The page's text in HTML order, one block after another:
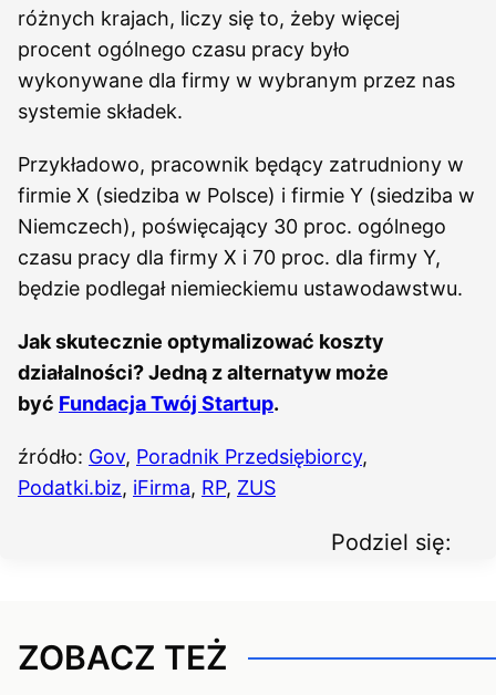
różnych krajach, liczy się to, żeby więcej
procent ogólnego czasu pracy było
wykonywane dla firmy w wybranym przez nas
systemie składek.
Przykładowo, pracownik będący zatrudniony w
firmie X (siedziba w Polsce) i firmie Y (siedziba w
Niemczech), poświęcający 30 proc. ogólnego
czasu pracy dla firmy X i 70 proc. dla firmy Y,
będzie podlegał niemieckiemu ustawodawstwu.
Jak skutecznie optymalizować koszty
działalności? Jedną z alternatyw może
być Fundacja Twój Startup.
źródło: Gov, Poradnik Przedsiębiorcy,
Podatki.biz, iFirma, RP, ZUS
Podziel się:
ZOBACZ TEŻ